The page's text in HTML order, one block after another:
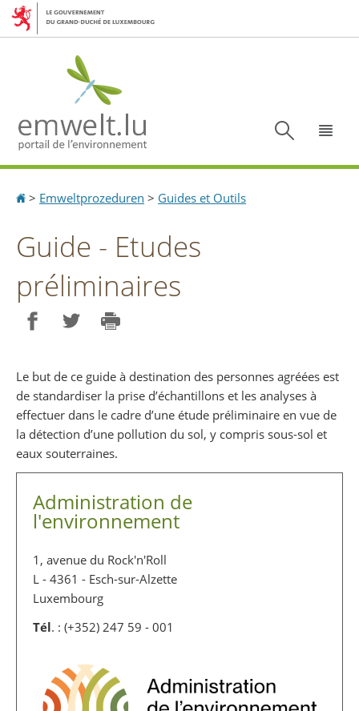
Aller
Aller
Accueil
> Emweltprozeduren > Guides et Outils
Guide - Etudes
préliminaires
Le but de ce guide à destination des personnes agréées est
de standardiser la prise d’échantillons et les analyses à
effectuer dans le cadre d’une étude préliminaire en vue de
la détection d’une pollution du sol, y compris sous-sol et
eaux souterraines.
Administration de
l'environnement
1, avenue du Rock'n'Roll
L - 4361 - Esch-sur-Alzette
Luxembourg
Tél. : (+352) 247 59 - 001